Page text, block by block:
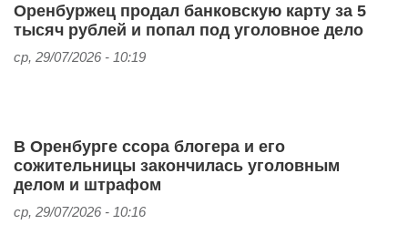
Оренбуржец продал банковскую карту за 5
тысяч рублей и попал под уголовное дело
ср, 29/07/2026 - 10:19
В Оренбурге ссора блогера и его
сожительницы закончилась уголовным
делом и штрафом
ср, 29/07/2026 - 10:16